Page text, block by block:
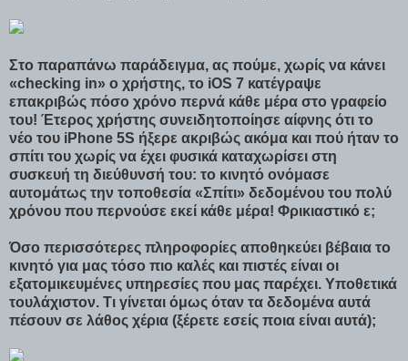
Στο παραπάνω παράδειγμα, ας πούμε, χωρίς να κάνει
«checking in» ο χρήστης, το iOS 7 κατέγραψε
επακριβώς πόσο χρόνο περνά κάθε μέρα στο γραφείο
του! Έτερος χρήστης συνειδητοποίησε αίφνης ότι το
νέο του iPhone 5S ήξερε ακριβώς ακόμα και πού ήταν το
σπίτι του χωρίς να έχει φυσικά καταχωρίσει στη
συσκευή τη διεύθυνσή του: το κινητό ονόμασε
αυτομάτως την τοποθεσία «Σπίτι» δεδομένου του πολύ
χρόνου που περνούσε εκεί κάθε μέρα! Φρικιαστικό ε;
Όσο περισσότερες πληροφορίες αποθηκεύει βέβαια το
κινητό για μας τόσο πιο καλές και πιστές είναι οι
εξατομικευμένες υπηρεσίες που μας παρέχει. Υποθετικά
τουλάχιστον. Τι γίνεται όμως όταν τα δεδομένα αυτά
πέσουν σε λάθος χέρια (ξέρετε εσείς ποια είναι αυτά);